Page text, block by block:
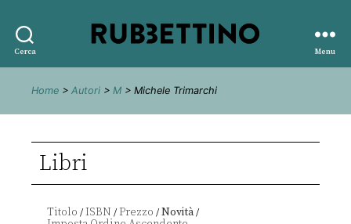
Cerca
editore
Menu
Home > Autori > M > Michele Trimarchi
Libri
Titolo /ISBN /Prezzo /Novità/